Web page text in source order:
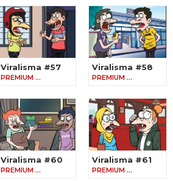
Viralisma #57
PREMIUM …
Viralisma #58
PREMIUM …
Viralisma #60
PREMIUM …
Viralisma #61
PREMIUM …